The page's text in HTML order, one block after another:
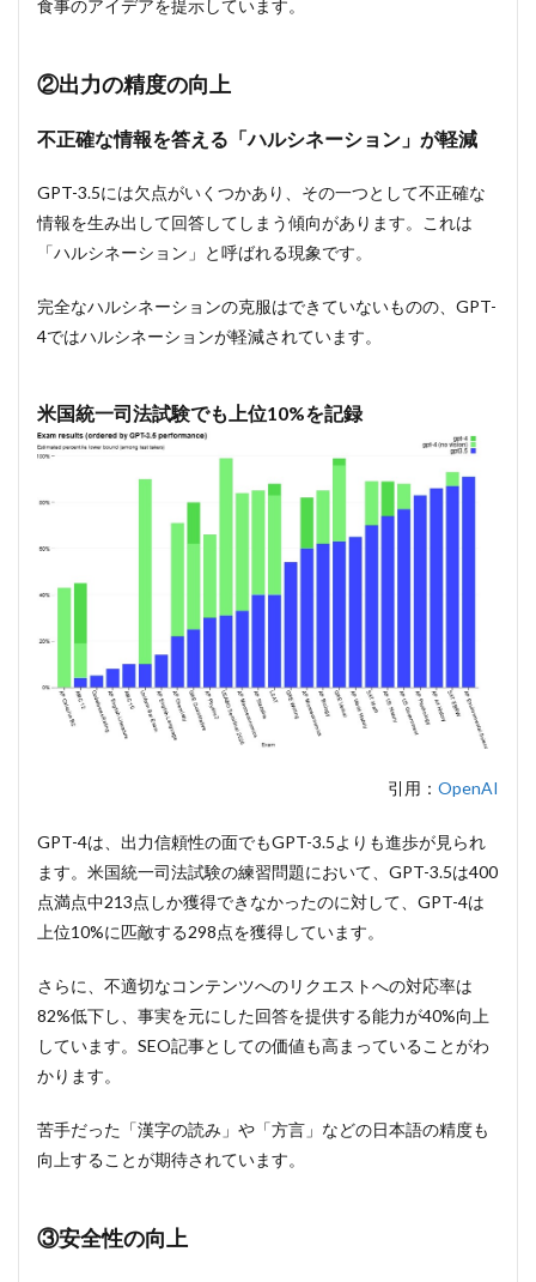
食事のアイデアを提示しています。
②出力の精度の向上
不正確な情報を答える「ハルシネーション」が軽減
GPT-3.5には欠点がいくつかあり、その一つとして不正確な
情報を生み出して回答してしまう傾向があります。これは
「ハルシネーション」と呼ばれる現象です。
完全なハルシネーションの克服はできていないものの、GPT-
4ではハルシネーションが軽減されています。
米国統一司法試験でも上位10%を記録
引用： OpenAI
GPT-4は、出力信頼性の面でもGPT-3.5よりも進歩が見られ
ます。米国統一司法試験の練習問題において、GPT-3.5は400
点満点中213点しか獲得できなかったのに対して、GPT-4は
上位10%に匹敵する298点を獲得しています。
さらに、不適切なコンテンツへのリクエストへの対応率は
82%低下し、事実を元にした回答を提供する能力が40%向上
しています。SEO記事としての価値も高まっていることがわ
かります。
苦手だった「漢字の読み」や「方言」などの日本語の精度も
向上することが期待されています。
③安全性の向上